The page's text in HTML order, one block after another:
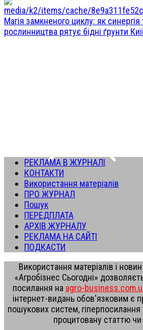
Магія замкненого циклу: як
рослинництва рятує бідні ґрунти
РЕКЛАМА В ЖУРНАЛІ
КОНТАКТИ
Використання матеріалів
ПРО ЖУРНАЛ
Пошук
ПЕРЕДПЛАТА
АРХІВ ЖУРНАЛУ
РЕКЛАМА НА САЙТІ
ПОДКАСТИ
Використання матеріалів і
«Агробізнес Сьогодні»
посилання на agro-
інтернет-видань обов'язковим є
пошукових систем,
процитовану статтю